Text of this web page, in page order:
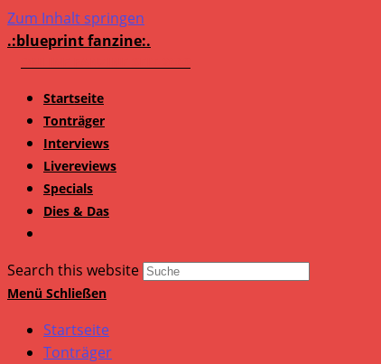
Zum Inhalt springen
.:blueprint fanzine:.
Startseite
Tonträger
Interviews
Livereviews
Specials
Dies & Das
Search this website
Menü Schließen
Startseite
Tonträger